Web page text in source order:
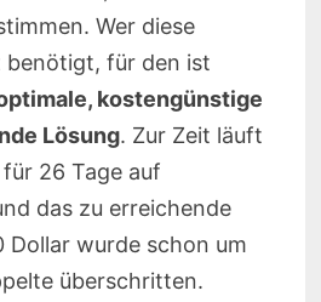
Wer diese
für den ist
kostengünstige
Lösung. Zur Zeit läuft
26 Tage auf
das zu erreichende
Dollar wurde schon um
überschritten.